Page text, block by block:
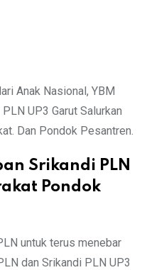
Anak Nasional, YBM
UP3 Garut Salurkan
Dan Pondok Pesantren.
Srikandi PLN
Pondok
untuk terus menebar
dan Srikandi PLN UP3